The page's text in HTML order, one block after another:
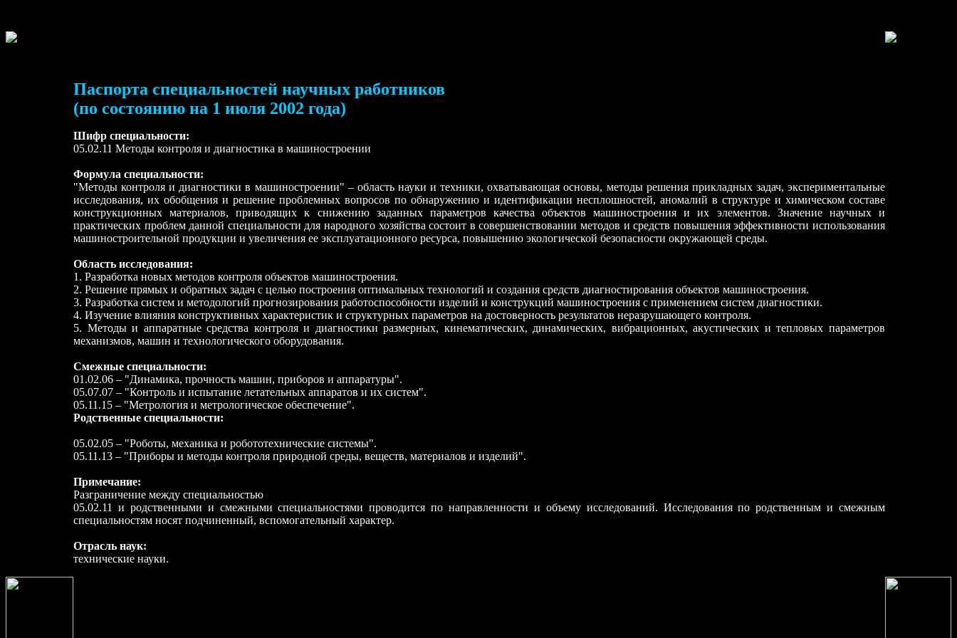
Паспорта специальностей научных работников
(по состоянию на 1 июля 2002 года)
Шифр специальности:
05.02.11 Методы контроля и диагностика в машиностроении
Формула специальности:
"Методы контроля и диагностики в машиностроении" – область науки и техники, охватывающая основы, методы решения прикладных задач, экспериментальные
исследования, их обобщения и решение проблемных вопросов по обнаружению и идентификации несплошностей, аномалий в структуре и химическом составе
конструкционных материалов, приводящих к снижению заданных параметров качества объектов машиностроения и их элементов. Значение научных и
практических проблем данной специальности для народного хозяйства состоит в совершенствовании методов и средств повышения эффективности использования
машиностроительной продукции и увеличения ее эксплуатационного ресурса, повышению экологической безопасности окружающей среды.
Область исследования:
1. Разработка новых методов контроля объектов машиностроения.
2. Решение прямых и обратных задач с целью построения оптимальных технологий и создания средств диагностирования объектов машиностроения.
3. Разработка систем и методологий прогнозирования работоспособности изделий и конструкций машиностроения с применением систем диагностики.
4. Изучение влияния конструктивных характеристик и структурных параметров на достоверность результатов неразрушающего контроля.
5. Методы и аппаратные средства контроля и диагностики размерных, кинематических, динамических, вибрационных, акустических и тепловых параметров
механизмов, машин и технологического оборудования.
Смежные специальности:
01.02.06 – "Динамика, прочность машин, приборов и аппаратуры".
05.07.07 – "Контроль и испытание летательных аппаратов и их систем".
05.11.15 – "Метрология и метрологическое обеспечение".
Родственные специальности:
05.02.05 – "Роботы, механика и робототехнические системы".
05.11.13 – "Приборы и методы контроля природной среды, веществ, материалов и изделий".
Примечание:
Разграничение между специальностью
05.02.11 и родственными и смежными специальностями проводится по направленности и объему исследований. Исследования по родственным и смежным
специальностям носят подчиненный, вспомогательный характер.
Отрасль наук:
технические науки.